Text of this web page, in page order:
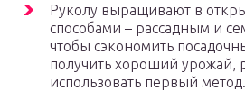
Руколу выращивают в
способами – рассадным и
чтобы сэкономить
получить хороший урожай,
использовать первый метод.